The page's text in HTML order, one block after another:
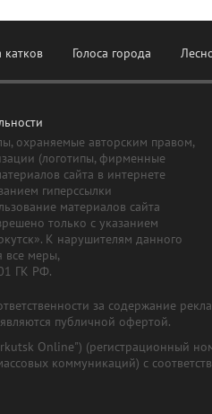
катков Голоса города
охраняемые авторским правом,
(логотипы, фирменные
сайта в интернете
гиперссылки
материалов сайта
только с указанием
К нарушителям данного
все меры,
ГК РФ.
за содержание
публичной офертой.
Online")
коммуникаций) с